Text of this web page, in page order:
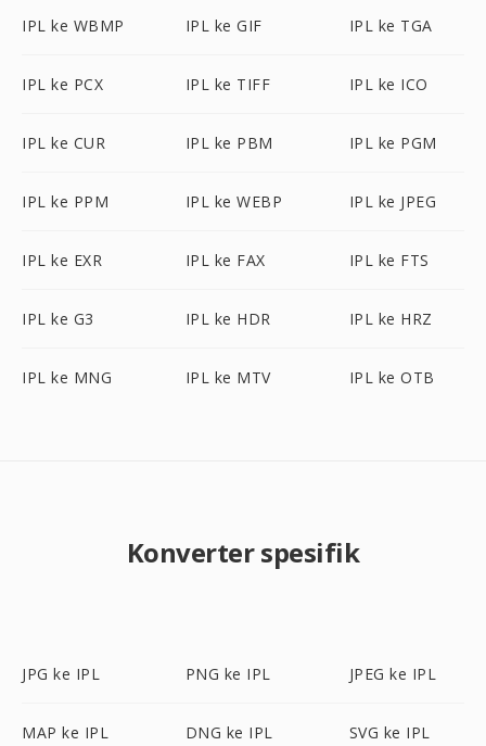
IPL ke WBMP IPL ke GIF IPL ke TGA
IPL ke PCX IPL ke TIFF IPL ke ICO
IPL ke CUR IPL ke PBM IPL ke PGM
IPL ke PPM IPL ke WEBP IPL ke JPEG
IPL ke EXR IPL ke FAX IPL ke FTS
IPL ke G3 IPL ke HDR IPL ke HRZ
IPL ke MNG IPL ke MTV IPL ke OTB
Konverter spesifik
JPG ke IPL PNG ke IPL JPEG ke IPL
MAP ke IPL DNG ke IPL SVG ke IPL